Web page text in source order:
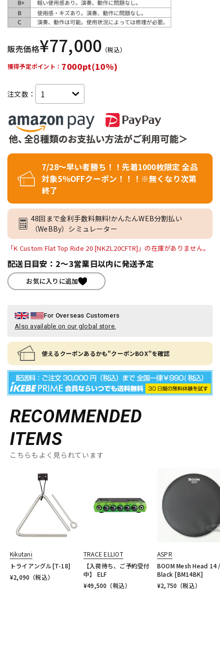
販売価格¥77,000 （税込）
獲得予定ポイント： 7000pt(10%)
注文数：
7/28～早い者勝ち！！先着1000枚限定 全品
対象5％OFFクーポン！！！※無くなり次第
終了
48回まで金利手数料無料!かんたんWEB分割払い
（WeBBy）シミュレーター
「K Custom Flat Top Ride 20 [NKZL20CFTR]」の在庫がありません。
配送日目安：2～3営業日以内に発送予定
お気に入りに追加
For Overseas Customers
Also available on our global store.
使えるクーポンあるかも"クーポンBOX"を確認
RECOMMENDED
ITEMS
こちらもよく見られています
Kikutani
トライアングル[T-18]
¥2,090 （税込）
TRACE ELLIOT
【入荷待ち、ご予約受付
中】 ELF
¥49,500 （税込）
ASPR
BOOM Mesh Head 14
Black [BM14BK]
¥2,750 （税込）